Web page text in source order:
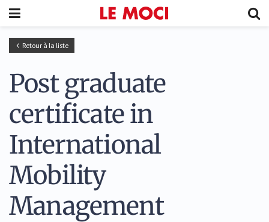
Retour à la liste
Post graduate
certificate in
International
Mobility
Management